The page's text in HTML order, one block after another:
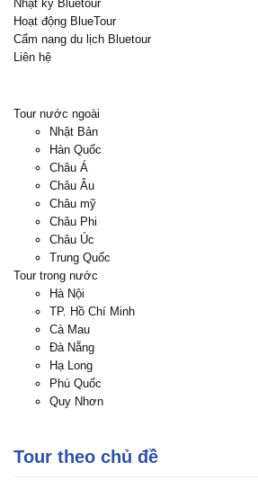
Nhật ký Bluetour
Hoạt động BlueTour
Cẩm nang du lịch Bluetour
Liên hệ
Tour nước ngoài
Nhật Bản
Hàn Quốc
Châu Á
Châu Âu
Châu mỹ
Châu Phi
Châu Úc
Trung Quốc
Tour trong nước
Hà Nội
TP. Hồ Chí Minh
Cà Mau
Đà Nẵng
Hạ Long
Phú Quốc
Quy Nhơn
Tour theo chủ đề